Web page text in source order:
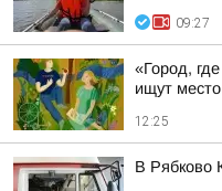
09:27
«Город,
ищут
12:25
В Рябково